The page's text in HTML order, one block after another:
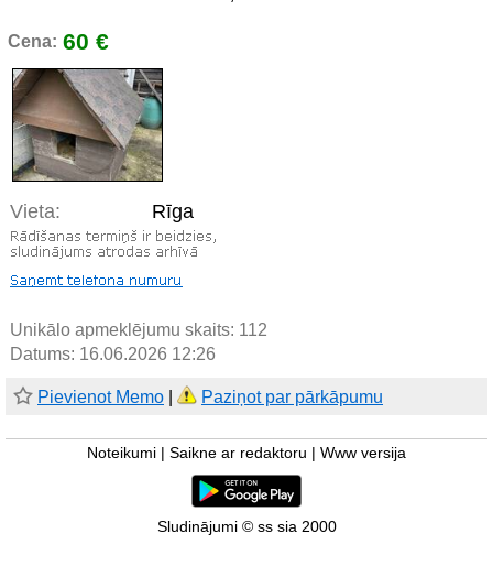
Cena: 60 €
Vieta: Rīga
Unikālo apmeklējumu skaits: 112
Datums: 16.06.2026 12:26
Pievienot Memo Paziņot par pārkāpumu
Noteikumi Saikne ar redaktoru Www versija
Sludinājumi © ss sia 2000